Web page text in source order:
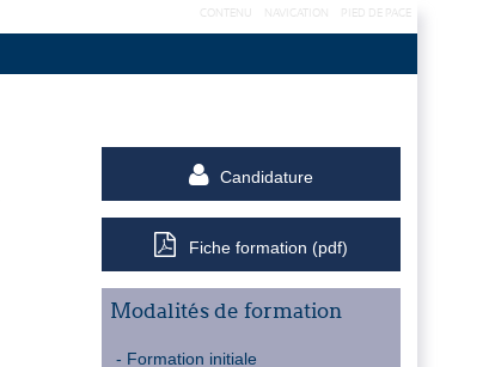
CONTENU NAVIGATION PIED DE PAGE
Candidature
Fiche formation (pdf)
Modalités de formation
Formation initiale